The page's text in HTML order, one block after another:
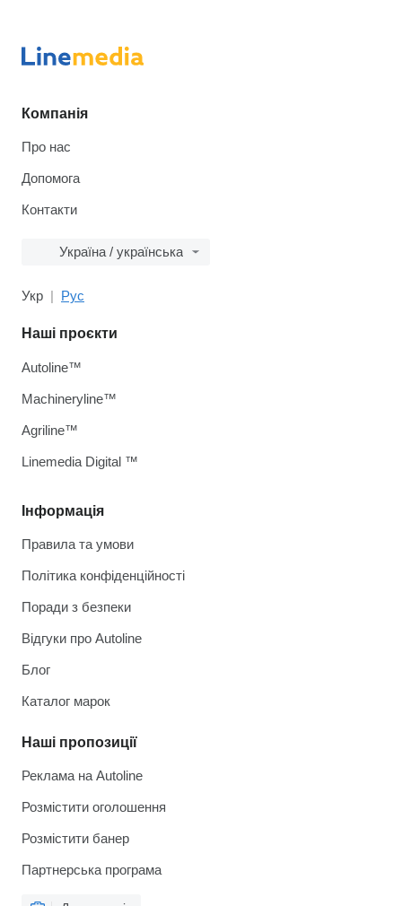
Компанія
Про нас
Допомога
Контакти
Україна / українська
Укр Рус
Інформація
Правила та умови
Політика конфіденційності
Поради з безпеки
Відгуки про Autoline
Блог
Каталог марок
Наші пропозиції
Реклама на Autoline
Розмістити оголошення
Розмістити банер
Партнерська програма
Наші проєкти
Autoline™
Machineryline™
Agriline™
Linemedia Digital ™